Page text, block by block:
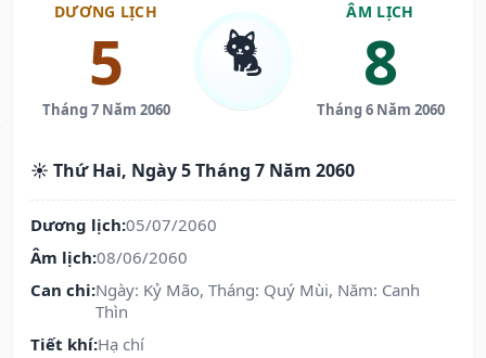
DƯƠNG LỊCH
5
Tháng 7 Năm 2060
🐈
ÂM LỊCH
8
Tháng 6 Năm 2060
☀️ Thứ Hai, Ngày 5 Tháng 7 Năm 2060
Dương lịch:05/07/2060
Âm lịch:08/06/2060
Can chi:Ngày: Kỷ Mão, Tháng: Quý Mùi, Năm: Canh
Thìn
Tiết khí:Hạ chí